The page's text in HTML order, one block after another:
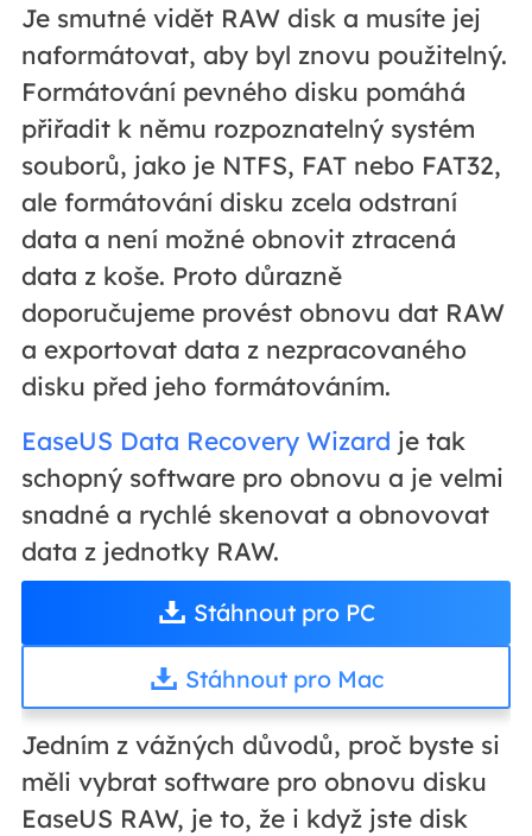
Je smutné vidět RAW disk a musíte jej
naformátovat, aby byl znovu použitelný.
Formátování pevného disku pomáhá
přiřadit k němu rozpoznatelný systém
souborů, jako je NTFS, FAT nebo FAT32,
ale formátování disku zcela odstraní
data a není možné obnovit ztracená
data z koše. Proto důrazně
doporučujeme provést obnovu dat RAW
a exportovat data z nezpracovaného
disku před jeho formátováním.
EaseUS Data Recovery Wizard je tak
schopný software pro obnovu a je velmi
snadné a rychlé skenovat a obnovovat
data z jednotky RAW.
Stáhnout pro PC
Stáhnout pro Mac
Jedním z vážných důvodů, proč byste si
měli vybrat software pro obnovu disku
EaseUS RAW, je to, že i když jste disk